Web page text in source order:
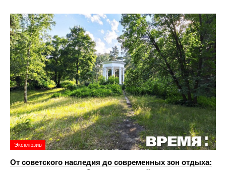
Эксклюзив
От советского наследия до современных зон отдыха: